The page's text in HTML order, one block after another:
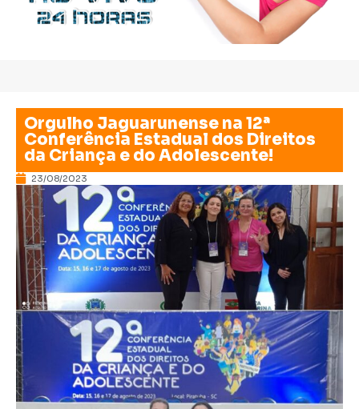
Orgulho Jaguarunense na 12ª
Conferência Estadual dos Direitos
da Criança e do Adolescente!
23/08/2023